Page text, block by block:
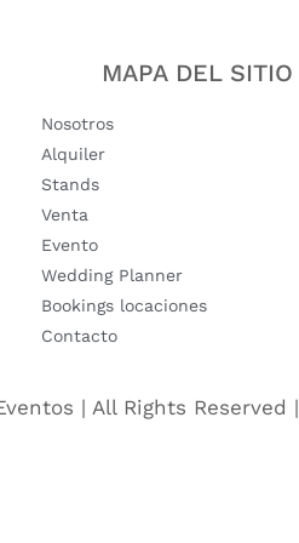
MAPA DEL SITIO
Nosotros
Alquiler
Stands
Venta
Evento
Wedding Planner
Bookings locaciones
Contacto
| All Rights Reserved |